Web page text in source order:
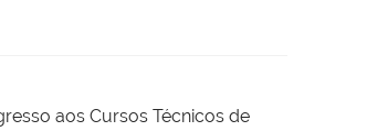
aos Cursos Técnicos de